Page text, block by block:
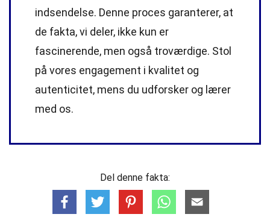
indsendelse. Denne proces garanterer, at
de fakta, vi deler, ikke kun er
fascinerende, men også troværdige. Stol
på vores engagement i kvalitet og
autenticitet, mens du udforsker og lærer
med os.
Del denne fakta: